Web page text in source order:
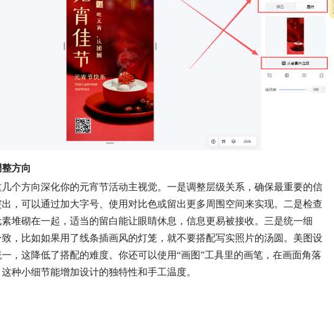
方向
个方向深化你的元宵节活动主视觉。一是调整层级关系，确保最重要的信
，可以通过加大字号、使用对比色或留出更多周围空间来实现。二是检查
堆砌在一起，适当的留白能让眼睛休息，信息更易被接收。三是统一细
，比如如果用了线条插画风的灯笼，就不要搭配写实照片的汤圆。美图设
，这降低了搭配的难度。你还可以使用“画图”工具里的画笔，在画面角落
种小细节能增加设计的独特性和手工温度。